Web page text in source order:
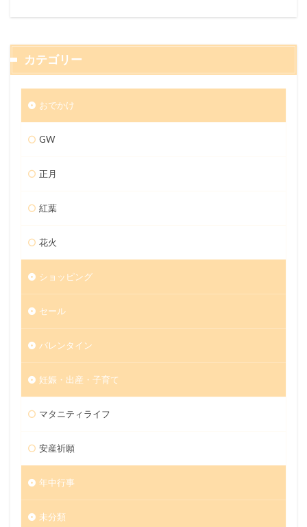
カテゴリー
おでかけ
GW
正月
紅葉
花火
ショッピング
セール
バレンタイン
妊娠・出産・子育て
マタニティライフ
安産祈願
年中行事
未分類